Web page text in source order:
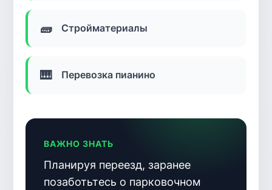
🧱 Стройматериалы
🎹 Перевозка пианино
ВАЖНО ЗНАТЬ
Планируя переезд, заранее
позаботьтесь о парковочном